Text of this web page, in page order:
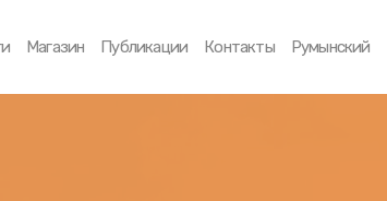
Магазин Публикации Контакты Румынский